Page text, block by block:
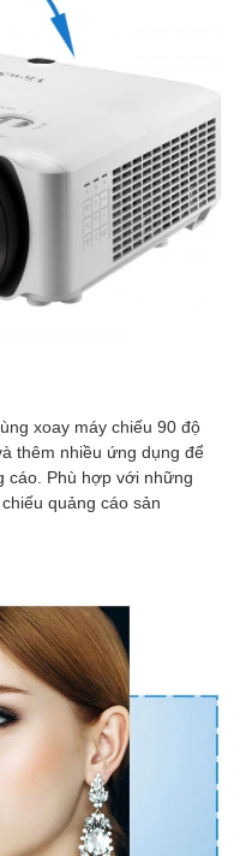
xoay máy chiếu 90 độ
thêm nhiều ứng dụng để
cáo. Phù hợp với những
quảng cáo sản